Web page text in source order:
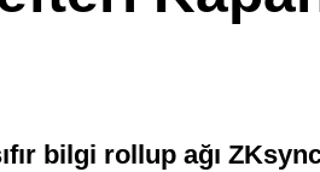
bilgi rollup ağı